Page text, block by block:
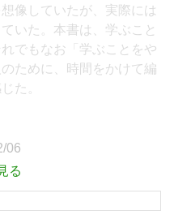
像していたが、実際には
いた。本書は、学ぶこと
でもなお「学ぶことをや
ために、時間をかけて編
た。
06
る